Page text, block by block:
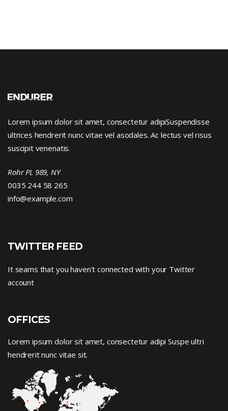
Lorem ipsum dolor sit amet, consectetur adipiSuspendisse
ultrices hendrerit nunc vitae vel asodales. Ac lectus vel risus
suscipit venenatis.
Rohr PL 989, NY
0035 244 58 265
info@example.com
TWITTER FEED
It seams that you haven't connected with your Twitter
account
OFFICES
Lorem ipsum dolor sit amet, consectetur adipi Suspe ultri
hendrerit nunc vitae sit.